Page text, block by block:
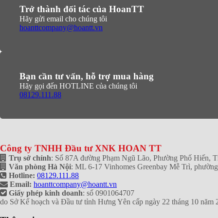
Trở thành đối tác của HoanTT
Hãy gửi email cho chúng tôi
hoanttcompany@hoantt.vn
Bạn cần tư vấn, hỗ trợ mua hàng
Hãy gọi đến HOTLINE của chúng tôi
08129.111.88
Công ty TNHH Đầu tư XNK HOAN TT
Trụ sở chính: Số 87A đường Phạm Ngũ Lão, Phường Phố Hiến,
Văn phòng Hà Nội: ML 6-17 Vinhomes Greenbay Mễ Trì,
Hotline: 08129.111.88
Email: hoanttcompany@hoantt.vn
Giấy phép kinh doanh: số 0901064707
do Sở Kế hoạch và Đầu tư tỉnh Hưng Yên cấp ngày 22 tháng 10 năm